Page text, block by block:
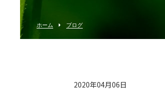
ホーム ブログ
2020年04月06日